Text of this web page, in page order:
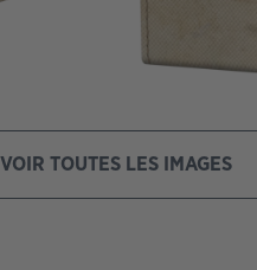
VOIR TOUTES LES IMAGES